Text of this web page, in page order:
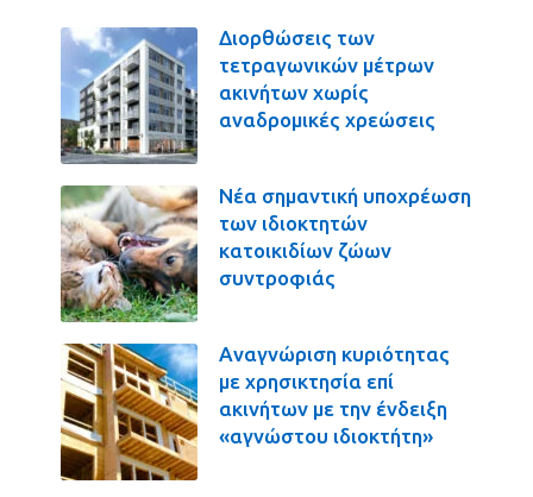
Διορθώσεις των
τετραγωνικών μέτρων
ακινήτων χωρίς
αναδρομικές χρεώσεις
Νέα σημαντική υποχρέωση
των ιδιοκτητών
κατοικιδίων ζώων
συντροφιάς
Αναγνώριση κυριότητας
με χρησικτησία επί
ακινήτων με την ένδειξη
«αγνώστου ιδιοκτήτη»